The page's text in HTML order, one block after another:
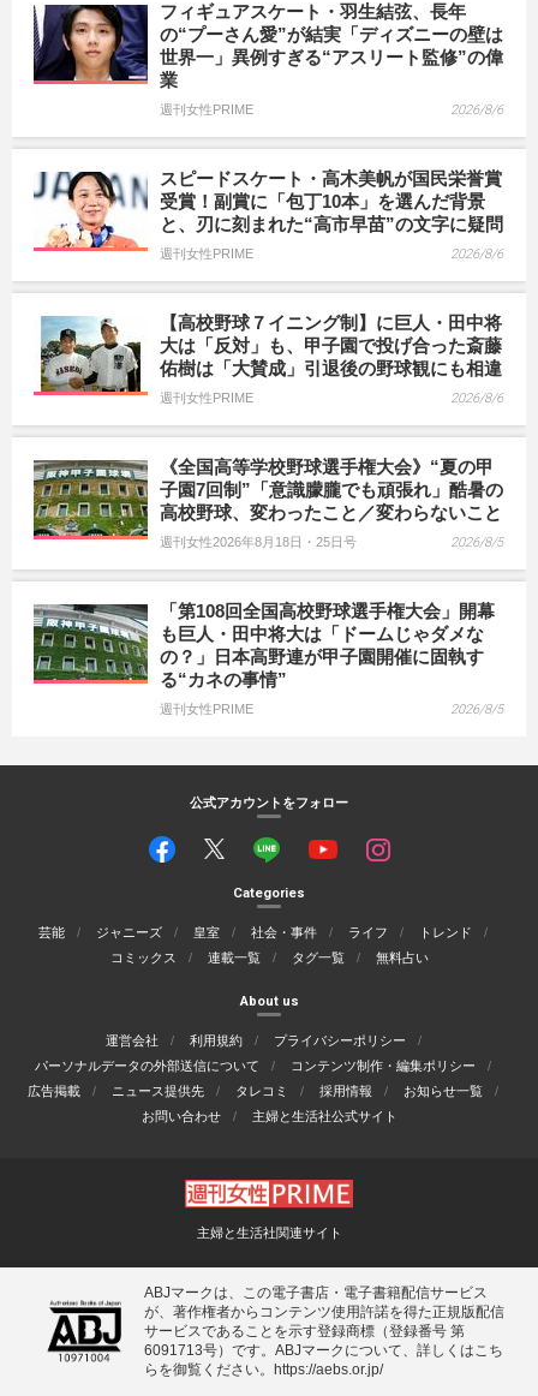
フィギュアスケート・羽生結弦、長年
の“プーさん愛”が結実「ディズニーの壁は
世界一」異例すぎる“アスリート監修”の偉
業
週刊女性PRIME 2026/8/6
スピードスケート・高木美帆が国民栄誉賞
受賞！副賞に「包丁10本」を選んだ背景
と、刃に刻まれた“高市早苗”の文字に疑問
週刊女性PRIME 2026/8/6
【高校野球７イニング制】に巨人・田中将
大は「反対」も、甲子園で投げ合った斎藤
佑樹は「大賛成」引退後の野球観にも相違
週刊女性PRIME 2026/8/6
《全国高等学校野球選手権大会》“夏の甲
子園7回制”「意識朦朧でも頑張れ」酷暑の
高校野球、変わったこと／変わらないこと
週刊女性2026年8月18日・25日号 2026/8/5
「第108回全国高校野球選手権大会」開幕
も巨人・田中将大は「ドームじゃダメな
の？」日本高野連が甲子園開催に固執す
る“カネの事情”
週刊女性PRIME 2026/8/5
公式アカウントをフォロー
Categories
芸能 ジャニーズ 皇室 社会・事件 ライフ
トレンド
コミックス
連載一覧 タグ一覧 無料占い
About us
運営会社 利用規約
プライバシーポリシー
パーソナルデータの外部送信について
コンテンツ制作・編集ポリシー
広告掲載
ニュース提供先 タレコミ 採用情報
お知らせ一覧
お問い合わせ
主婦と生活社公式サイト
主婦と生活社関連サイト
ABJマークは、この電子書店・電子書籍配信サービス
が、著作権者からコンテンツ使用許諾を得た正規版配信
サービスであることを示す登録商標（登録番号 第
6091713号）です。ABJマークについて、詳しくはこち
らを御覧ください。
https://aebs.or.jp/